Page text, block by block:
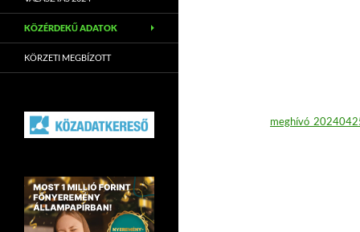
KÖZÉRDEKŰ ADATOK
KÖRZETI MEGBÍZOTT